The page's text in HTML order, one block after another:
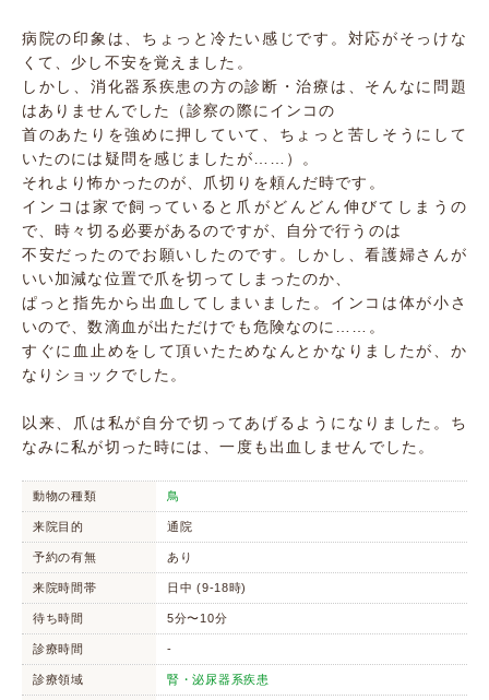
病院の印象は、ちょっと冷たい感じです。対応がそっけな
くて、少し不安を覚えました。
しかし、消化器系疾患の方の診断・治療は、そんなに問題
はありませんでした（診察の際にインコの
首のあたりを強めに押していて、ちょっと苦しそうにして
いたのには疑問を感じましたが……）。
それより怖かったのが、爪切りを頼んだ時です。
インコは家で飼っていると爪がどんどん伸びてしまうの
で、時々切る必要があるのですが、自分で行うのは
不安だったのでお願いしたのです。しかし、看護婦さんが
いい加減な位置で爪を切ってしまったのか、
ぱっと指先から出血してしまいました。インコは体が小さ
いので、数滴血が出ただけでも危険なのに……。
すぐに血止めをして頂いたためなんとかなりましたが、か
なりショックでした。
以来、爪は私が自分で切ってあげるようになりました。ち
なみに私が切った時には、一度も出血しませんでした。
動物の種類 鳥
来院目的 通院
予約の有無 あり
来院時間帯 日中 (9-18時)
待ち時間 5分〜10分
診療時間 -
診療領域 腎・泌尿器系疾患